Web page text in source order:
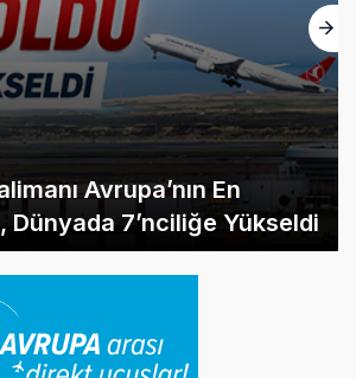
Avrupa’nın En
Dünyada 7’nciliğe Yükseldi